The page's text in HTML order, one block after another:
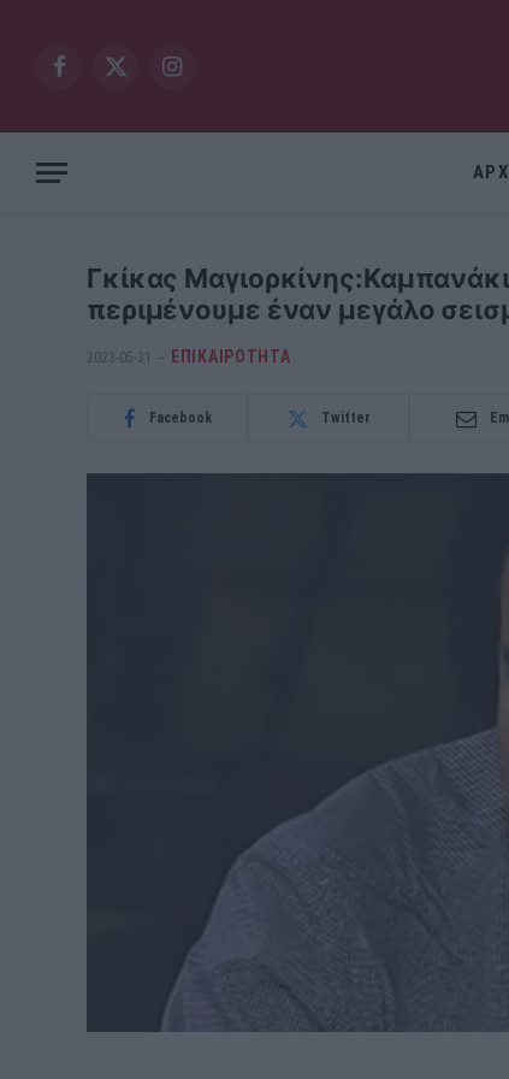
Facebook
X
Instagram
Γκίκας
περιμένουμε έναν μεγάλο
2023-05-31 ΕΠΙΚΑΙΡΟΤΗΤΑ
Facebook Twitter